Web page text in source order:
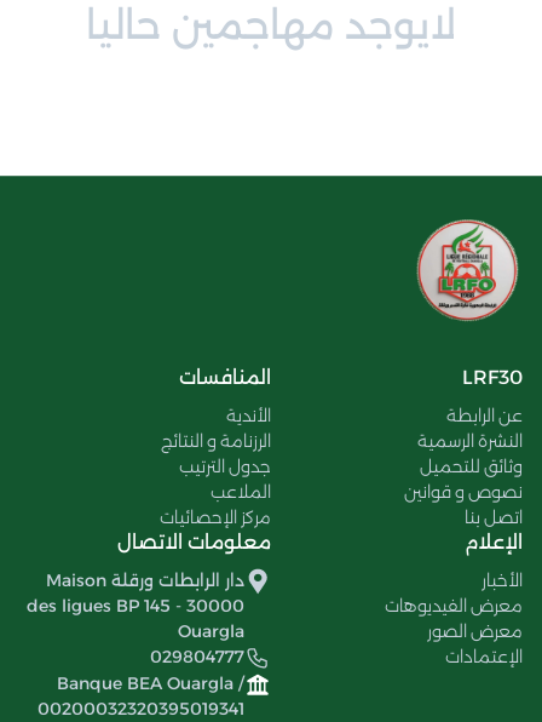
لايوجد مهاجمين حاليا
LRF30
عن الرابطة
النشرة الرسمية
وثائق للتحميل
نصوص و قوانين
اتصل بنا
المنافسات
الأندية
الرزنامة و النتائج
جدول الترتيب
الملاعب
مركز الإحصائيات
الإعلام
الأخبار
معرض الفيديوهات
معرض الصور
الإعتمادات
معلومات الاتصال
دار الرابطات ورقلة Maison
des ligues BP 145 - 30000
Ouargla
029804777
Banque BEA Ouargla /
00200032320395019341